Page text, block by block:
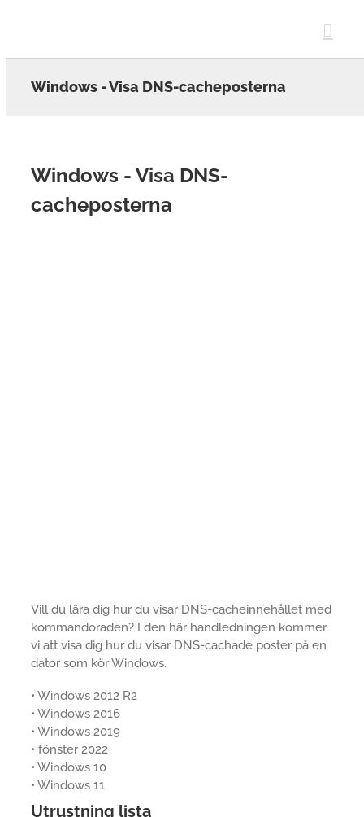
Windows - Visa DNS-cacheposterna
Windows - Visa DNS-
cacheposterna
Vill du lära dig hur du visar DNS-cacheinnehållet med
kommandoraden? I den här handledningen kommer
vi att visa dig hur du visar DNS-cachade poster på en
dator som kör Windows.
• Windows 2012 R2
• Windows 2016
• Windows 2019
• fönster 2022
• Windows 10
• Windows 11
Utrustning lista